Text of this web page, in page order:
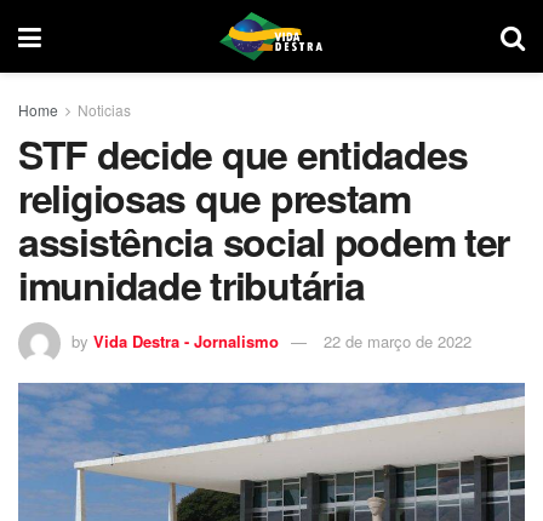
Home Noticias
STF decide que entidades
religiosas que prestam
assistência social podem ter
imunidade tributária
by Vida Destra - Jornalismo 22 de março de 2022